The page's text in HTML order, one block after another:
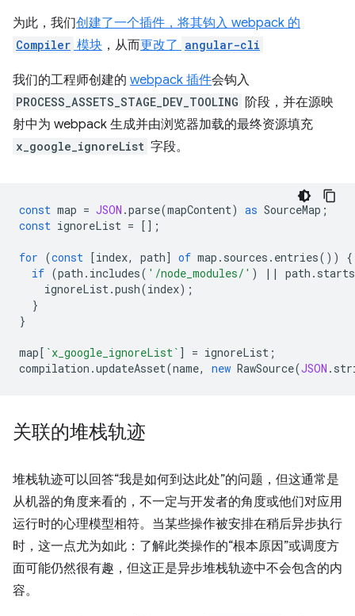
为此，我们创建了一个插件，将其钩入 webpack 的
Compiler 模块 ，从而更改了 angular-cli
我们的工程师创建的 webpack 插件会钩入
PROCESS_ASSETS_STAGE_DEV_TOOLING 阶段，并在源映
射中为 webpack 生成并由浏览器加载的最终资源填充
x_google_ignoreList 字段。
const map = JSON .parse(mapContent) as SourceMap ;
const ignoreList = [];
for (const [index, path] of map . sources . entries())
{
if (path . includes( '/node_modules/' ) || path .
ignoreList .push(index);
}
}
map[ `x_google_ignoreList` ] = ignoreList ;
compilation .updateAsset(name, new RawSource(JSON .
关联的堆栈轨迹
堆栈轨迹可以回答“我是如何到达此处”的问题，但这通常是
从机器的角度来看的，不一定与开发者的角度或他们对应用
运行时的心理模型相符。 当某些操作被安排在稍后异步执行
时，这一点尤为如此：了解此类操作的“根本原因”或调度方
面可能仍然很有趣，但这正是异步堆栈轨迹中不会包含的内
容。